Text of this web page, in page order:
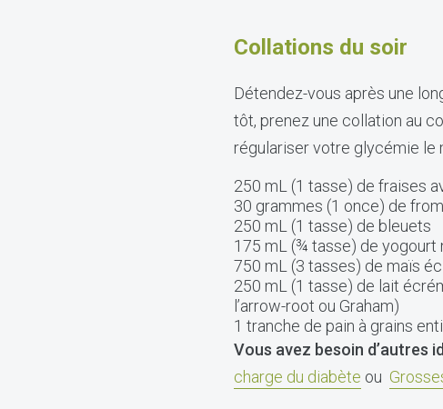
Collations du soir
Détendez-vous après une
tôt, prenez une collation au
régulariser votre glycémie le
250 mL (1 tasse) de fraises
30 grammes (1 once) de
250 mL (1 tasse) de bleuets
175 mL (¾ tasse) de yogourt
750 mL (3 tasses) de maïs
250 mL (1 tasse) de lait
l’arrow-root ou Graham)
1 tranche de pain à grains
Vous avez besoin d’autres
charge du diabète ou